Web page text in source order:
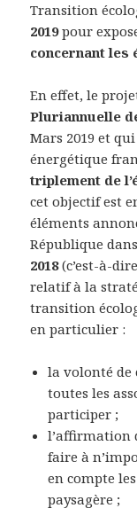
Transition
2019pour
concernant les
En effet, le
Pluriannuelle
Mars 2019 et
énergétique
triplement de
cet objectif est
éléments
République
2018(c’est-à-
relatif à la
transition
en particulier :
la volonté de
toutes les
participer ;
l’affirmation
faire à
en compte
paysagère ;